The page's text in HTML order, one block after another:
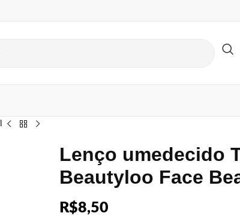
Lenço umedecido
Beautyloo Face
R$8,50